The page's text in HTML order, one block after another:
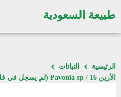
طبيعة السعودية
الرئيسية
النباتات
الأرين 16 / Pavonia sp (لم يسجل في فلورا المملكة)